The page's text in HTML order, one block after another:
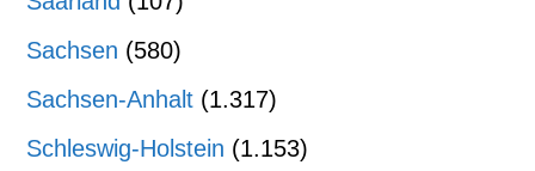
Sachsen (580)
Sachsen-Anhalt (1.317)
Schleswig-Holstein (1.153)